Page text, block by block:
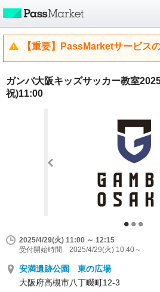
【重要】PassMarketサービス
ガンバ大阪キッズサッカー教室
祝)11:00
2025/4/29(火) 11:00 ～ 12:15
受付開始時間 2025/4/29(火) 10:40～
安満遺跡公園 東の広場
大阪府高槻市八丁畷町12-3